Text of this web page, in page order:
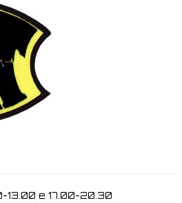
13.00 e 17.00-20.30